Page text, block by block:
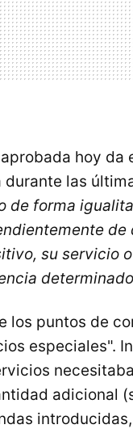
hoy da
durante las
de forma
de
su servicio
los puntos de
especiales".
adicional